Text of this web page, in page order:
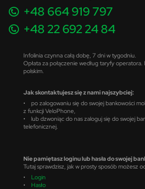
+48 664 919 797
+48 22 692 24 84
Infolinia czynna całą dobę, 7 dni w tygodniu.
Opłata za połączenie według taryfy operatora.
polskim.
Jak skontaktujesz się z nami najszybciej:
• po zalogowaniu się do swojej bankowości
z funkcji VeloPhone,
• lub dzwoniąc do nas zaloguj się do swojej
telefonicznej.
Nie pamiętasz loginu lub hasła do swojej
Tutaj sprawdzisz, jak w prosty sposób możesz
• Login
• Hasło